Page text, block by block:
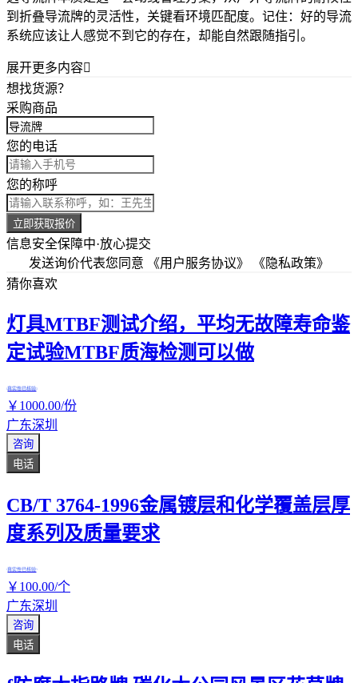
到 折叠导流牌的灵活性，关键看环境匹配度。记住：好的导流
系统应该让人感觉不到它的存在，却能自然跟随指引。
展开更多内容
想找货源？
采购商品
您的电话
您的称呼
立即获取报价
信息安全保障中·放心提交
发送询价代表您同意 《用户服务协议》
《隐私政策》
猜你喜欢
灯具MTBF测试介绍，平均无故障寿命鉴
定试验MTBF质海检测可以做
真实性已核验
￥ 1000.00/份
广东深圳
咨询
电话
CB/T 3764-1996金属镀层和化学覆盖层厚
度系列及质量要求
真实性已核验
￥ 100.00/个
广东深圳
咨询
电话